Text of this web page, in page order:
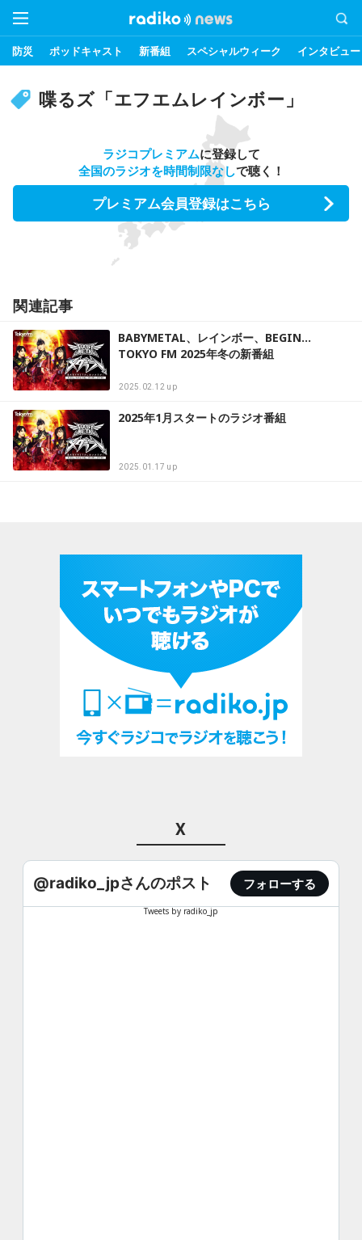
防災 ポッドキャスト 新番組 スペシャルウィーク インタビュー
喋るズ「エフエムレインボー」
ラジコプレミアムに登録して
全国のラジオを時間制限なしで聴く！
プレミアム会員登録はこちら
関連記事
BABYMETAL、レインボー、BEGIN…
TOKYO FM 2025年冬の新番組
2025.02.12 up
2025年1月スタートのラジオ番組
2025.01.17 up
X
@radiko_jpさんのポスト フォローする
Tweets by radiko_jp